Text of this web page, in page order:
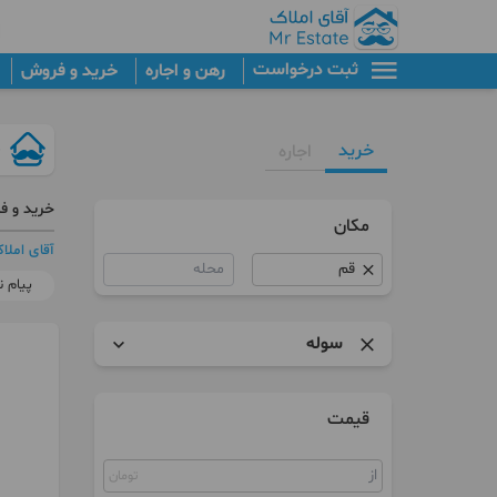
ثبت درخواست رهن و اجاره خرید و فروش
خرید اجاره
مکان
محله
سوله
برج
پنت هاوس
قیمت
تومان
خرید و
آقای
پیام